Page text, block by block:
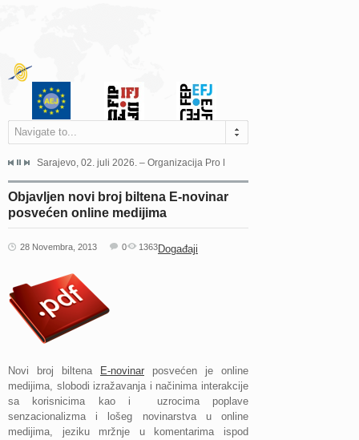
Navigate to...
Grada Sarajeva povodom Dana Sarajeva dugogodišnjoj...
Sarajevo, 02. juli 2026. – Organizacija Pro Educa juče je uspješno
Objavljen novi broj biltena E-novinar
posvećen online medijima
28 Novembra, 2013 Događaji
0 1363
Novi broj biltena E-novinar posvećen je online
medijima, slobodi izražavanja i načinima interakcije
sa korisnicima kao i uzrocima poplave
senzacionalizma i lošeg novinarstva u online
medijima, jeziku mržnje u komentarima ispod